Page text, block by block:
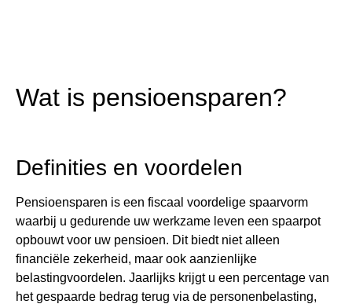
Wat is pensioensparen?
Definities en voordelen
Pensioensparen is een fiscaal voordelige spaarvorm
waarbij u gedurende uw werkzame leven een spaarpot
opbouwt voor uw pensioen. Dit biedt niet alleen
financiële zekerheid, maar ook aanzienlijke
belastingvoordelen. Jaarlijks krijgt u een percentage van
het gespaarde bedrag terug via de personenbelasting,